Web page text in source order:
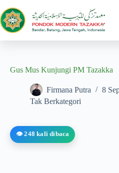
Gus Mus Kunjungi PM Tazakka
Firmana Putra
8
Tak Berkategori
👁️ 248 kali dibaca